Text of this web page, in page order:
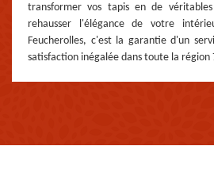
transformer vos tapis en de
rehausser l'élégance de votre
Feucherolles, c'est la garantie d'un
satisfaction inégalée dans toute la région